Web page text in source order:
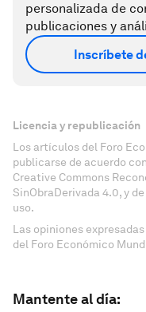
personalizada de
publicaciones y
Inscríbete
Licencia y republicación
Los artículos del Foro
publicarse de acuerdo
Creative Commons
SinObraDerivada 4.0, y
uso.
Las opiniones
del Foro Económico
Mantente al día: